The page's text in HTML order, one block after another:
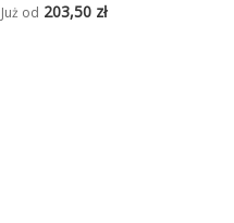
Już od 203,50 zł